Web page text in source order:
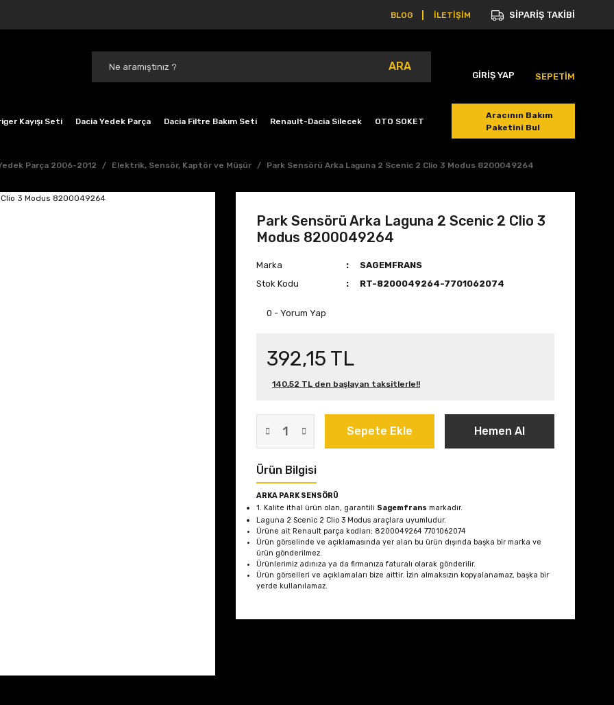
BLOG İLETİŞİM SİPARİŞ TAKİBİ
ARA
GİRİŞ YAP SEPETİM
Kayışı Seti Dacia Yedek Parça Dacia Filtre Bakım Seti Renault-Dacia Silecek OTO SOKET
Aracının Bakım
Paketini Bul
Parça 2006-2012 Elektrik, Sensör, Kaptör ve Müşür Park Sensörü Arka Laguna 2 Scenic 2 Clio 3 Modus 8200049264
Park Sensörü Arka Laguna 2 Scenic 2 Clio 3
Modus 8200049264
Marka
SAGEMFRANS
Stok Kodu
RT-8200049264-7701062074
0 - Yorum Yap
392,15 TL
140,52 TL den başlayan taksitlerle!!
Sepete Ekle Hemen Al
Ürün Bilgisi
ARKA PARK SENSÖRÜ
1. Kalite ithal ürün olan, garantili Sagemfrans markadır.
Laguna 2 Scenic 2 Clio 3 Modus araçlara uyumludur.
Ürüne ait Renault parça kodları; 8200049264 7701062074
Ürün görselinde ve açıklamasında yer alan bu ürün dışında başka bir marka ve
ürün gönderilmez.
Ürünlerimiz adınıza ya da firmanıza faturalı olarak gönderilir.
Ürün görselleri ve açıklamaları bize aittir. İzin almaksızın kopyalanamaz, başka bir
yerde kullanılamaz.